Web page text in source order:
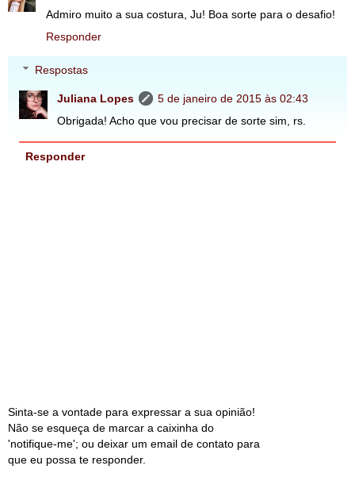
Admiro muito a sua costura, Ju! Boa sorte para o desafio!
Responder
Respostas
Juliana Lopes
5 de janeiro de 2015 às 02:43
Obrigada! Acho que vou precisar de sorte sim, rs.
Responder
Sinta-se a vontade para expressar a sua opinião!
Não se esqueça de marcar a caixinha do
'notifique-me'; ou deixar um email de contato para
que eu possa te responder.